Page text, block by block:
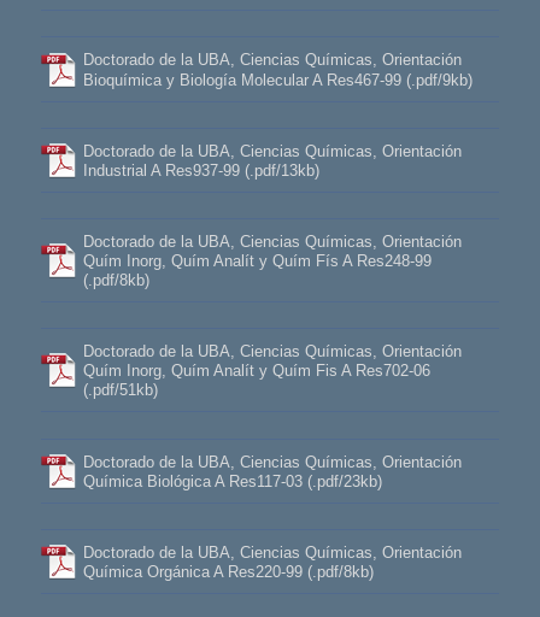
Doctorado de la UBA, Ciencias Químicas, Orientación
Bioquímica y Biología Molecular A Res467-99 (.pdf/9kb)
Doctorado de la UBA, Ciencias Químicas, Orientación
Industrial A Res937-99 (.pdf/13kb)
Doctorado de la UBA, Ciencias Químicas, Orientación
Quím Inorg, Quím Analít y Quím Fís A Res248-99
(.pdf/8kb)
Doctorado de la UBA, Ciencias Químicas, Orientación
Quím Inorg, Quím Analít y Quím Fis A Res702-06
(.pdf/51kb)
Doctorado de la UBA, Ciencias Químicas, Orientación
Química Biológica A Res117-03 (.pdf/23kb)
Doctorado de la UBA, Ciencias Químicas, Orientación
Química Orgánica A Res220-99 (.pdf/8kb)